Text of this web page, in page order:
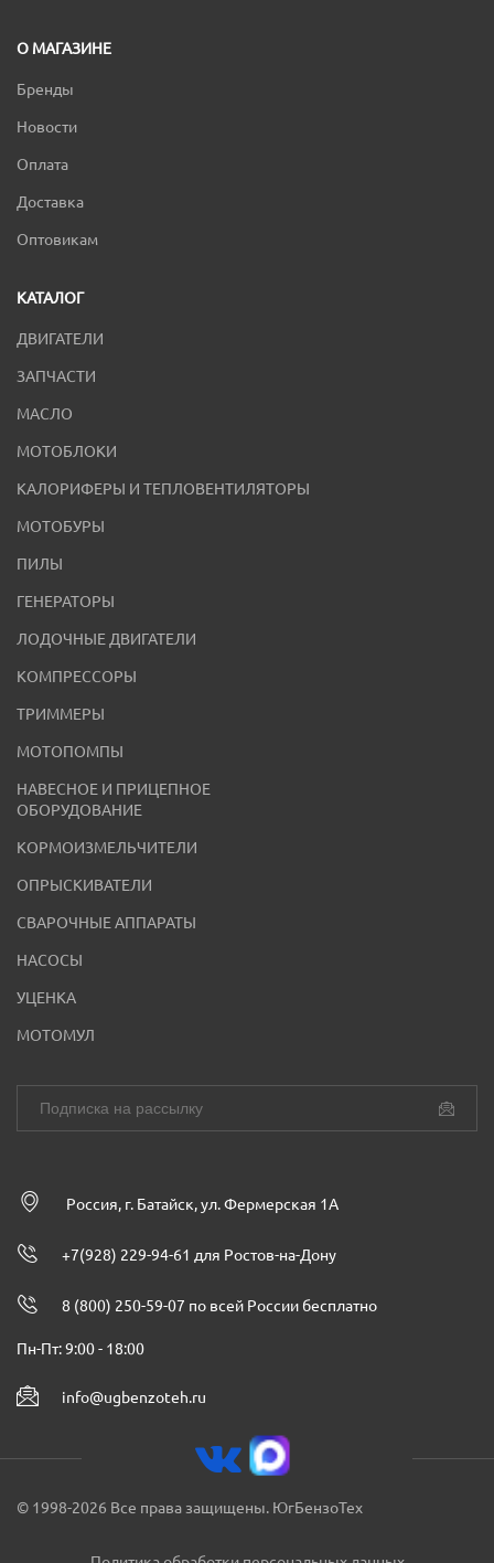
О МАГАЗИНЕ
Бренды
Новости
Оплата
Доставка
Оптовикам
КАТАЛОГ
ДВИГАТЕЛИ
ЗАПЧАСТИ
МАСЛО
МОТОБЛОКИ
КАЛОРИФЕРЫ И ТЕПЛОВЕНТИЛЯТОРЫ
МОТОБУРЫ
ПИЛЫ
ГЕНЕРАТОРЫ
ЛОДОЧНЫЕ ДВИГАТЕЛИ
КОМПРЕССОРЫ
ТРИММЕРЫ
МОТОПОМПЫ
НАВЕСНОЕ И ПРИЦЕПНОЕ
ОБОРУДОВАНИЕ
КОРМОИЗМЕЛЬЧИТЕЛИ
ОПРЫСКИВАТЕЛИ
СВАРОЧНЫЕ АППАРАТЫ
НАСОСЫ
УЦЕНКА
МОТОМУЛ
Россия, г. Батайск, ул. Фермерская 1А
+7(928) 229-94-61 для Ростов-на-Дону
8 (800) 250-59-07 по всей России бесплатно
Пн-Пт: 9:00 - 18:00
info@ugbenzoteh.ru
© 1998-2026 Все права защищены. ЮгБензоТех